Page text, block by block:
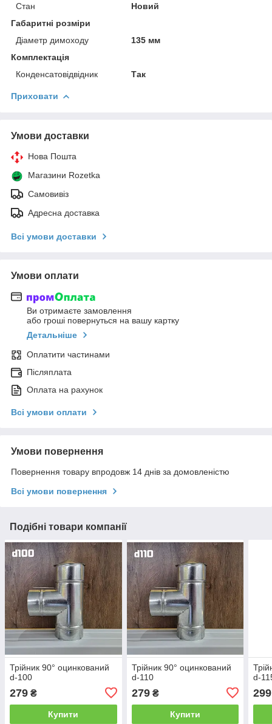
Стан
Новий
Габаритні розміри
Діаметр димоходу
135 мм
Комплектація
Конденсатовідвідник
Так
Приховати
Умови доставки
Нова Пошта
Магазини Rozetka
Самовивіз
Адресна доставка
Всі умови доставки
Умови оплати
Ви отримаєте замовлення
або гроші повернуться на вашу картку
Детальніше
Оплатити частинами
Післяплата
Оплата на рахунок
Всі умови оплати
Умови повернення
Повернення товару впродовж 14 днів за домовленістю
Всі умови повернення
Подібні товари компанії
Трійник 90° оцинкований
d-100
279 ₴
Купити
Трійник 90° оцинкований
d-110
279₴
Купити
d-
299